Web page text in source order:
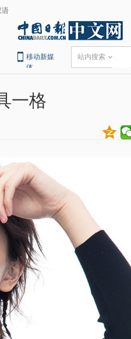
语
移动新媒
体
站内搜索
一格